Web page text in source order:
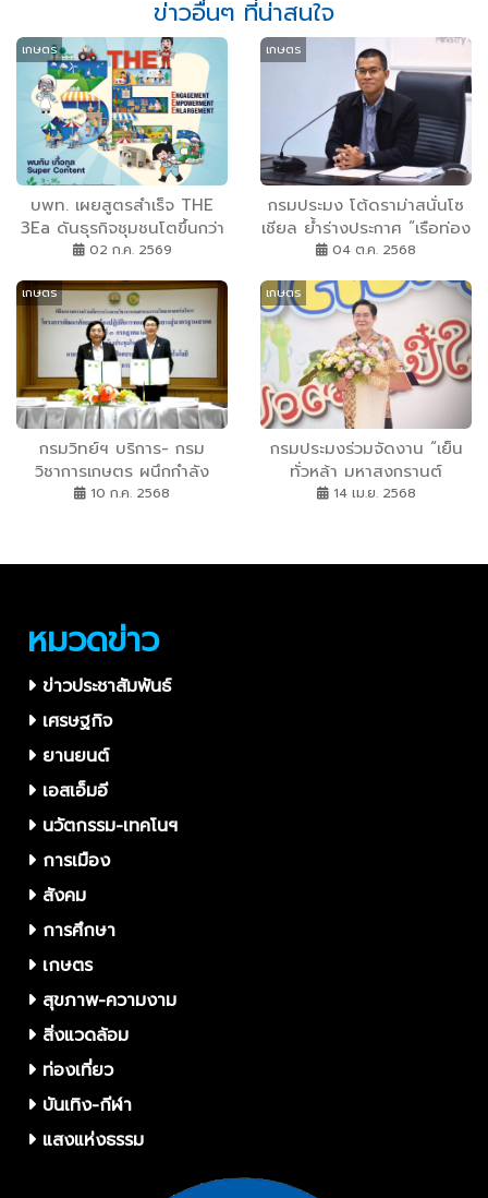
ข่าวอื่นๆ ที่น่าสนใจ
เกษตร
บพท. เผยสูตรสำเร็จ THE
3Ea ดันธุรกิจชุมชนโตขึ้นกว่า
10% สวนทางเศรษฐกิจโลก
02 ก.ค. 2569
เกษตร
กรมประมง โต้ดราม่าสนั่นโซ
เชียล ย้ำร่างประกาศ “เรือท่อง
เที่ยวตกปลา” ใช้เบ็ดได้ไม่เกิน
เที่ยวที่มีการจับสัตว์น้ำ เท่านั้น
ไม่ได้ใช้บังคับกับ เรือประมง
และ กิจกรรมตกปลาที่ไม่ใช้เรือ
04 ต.ค. 2568
เกษตร
กรมวิทย์ฯ บริการ- กรม
วิชาการเกษตร ผนึกกำลัง
พัฒนาห้องปฏิบัติการทดสอบ
10 ก.ค. 2568
เกษตร
กรมประมงร่วมจัดงาน “เย็น
ทั่วหล้า มหาสงกรานต์
จ.พะเยา ปี 68” งานที่รวม
ปลาชะโด จับหนึ่งช่วยถึงสิบ
14 เม.ย. 2568
หมวดข่าว
ข่าวประชาสัมพันธ์
เศรษฐกิจ
ยานยนต์
เอสเอ็มอี
นวัตกรรม-เทคโนฯ
การเมือง
สังคม
การศึกษา
เกษตร
สุขภาพ-ความงาม
สิ่งแวดล้อม
ท่องเที่ยว
บันเทิง-กีฬา
แสงแห่งธรรม